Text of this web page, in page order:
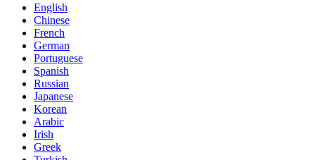
English
Chinese
French
German
Portuguese
Spanish
Russian
Japanese
Korean
Arabic
Irish
Greek